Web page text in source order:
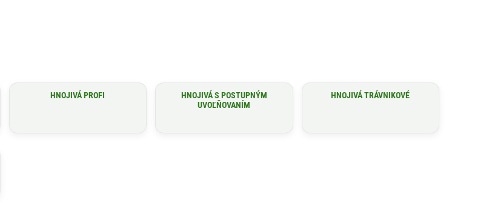
HNOJIVÁ PROFI
HNOJIVÁ S POSTUPNÝM
UVOĽŇOVANÍM
HNOJIVÁ TRÁVNIKOVÉ